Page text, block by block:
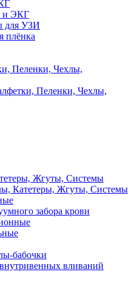
и ЭКГ
для УЗИ
плёнка
Пеленки, Чехлы,
Пеленки, Чехлы,
Жгуты, Системы
Катетеры, Жгуты, Системы
забора крови
бабочки
вливаний